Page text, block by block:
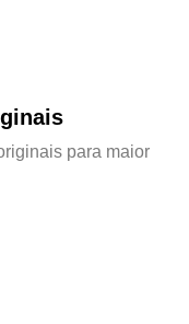
para maior